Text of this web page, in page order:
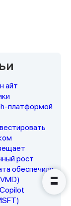
айт
платформой
рост
обеспечили
с